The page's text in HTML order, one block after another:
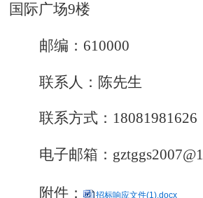
国际广场9楼
邮编： 610000
联系人： 陈先生
联系方式： 18081981626
电子邮箱：
附件： 招标响应文件(1).docx